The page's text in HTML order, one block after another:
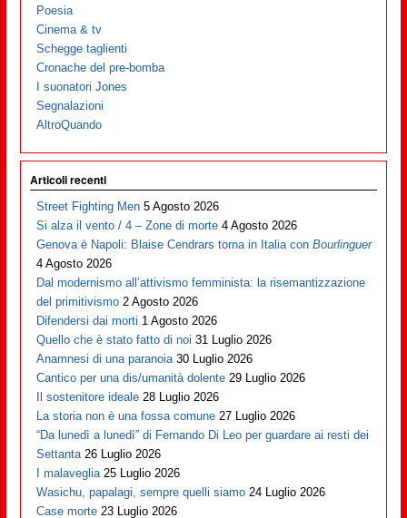
Poesia
Cinema & tv
Schegge taglienti
Cronache del pre-bomba
I suonatori Jones
Segnalazioni
AltroQuando
Articoli recenti
Street Fighting Men 5 Agosto 2026
Si alza il vento / 4 – Zone di morte 4 Agosto 2026
Genova è Napoli: Blaise Cendrars torna in Italia conBourlinguer
4 Agosto 2026
Dal modernismo all’attivismo femminista: la risemantizzazione
del primitivismo 2 Agosto 2026
Difendersi dai morti 1 Agosto 2026
Quello che è stato fatto di noi 31 Luglio 2026
Anamnesi di una paranoia 30 Luglio 2026
Cantico per una dis/umanità dolente 29 Luglio 2026
Il sostenitore ideale 28 Luglio 2026
La storia non è una fossa comune 27 Luglio 2026
“Da lunedì a lunedì” di Fernando Di Leo per guardare ai resti dei
Settanta 26 Luglio 2026
I malaveglia 25 Luglio 2026
Wasichu, papalagi, sempre quelli siamo 24 Luglio 2026
Case morte 23 Luglio 2026